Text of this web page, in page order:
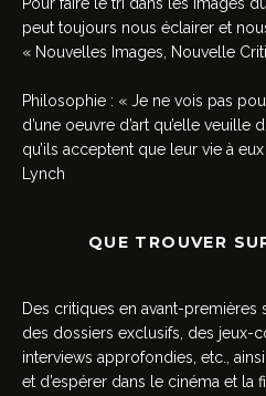
peut toujours nous éclairer et
« Nouvelles Images, Nouvelle
Philosophie : « Je ne vois pas
d’une oeuvre d’art qu’elle
qu’ils acceptent que leur vie à
Lynch
QUE TROUVER
Des critiques en avant-premières
des dossiers exclusifs, des jeux-
interviews approfondies, etc.,
et d’espérer dans le cinéma et la